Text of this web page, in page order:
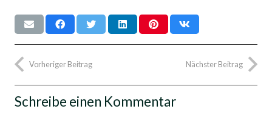
Vorheriger Beitrag Nächster Beitrag
Schreibe einen Kommentar